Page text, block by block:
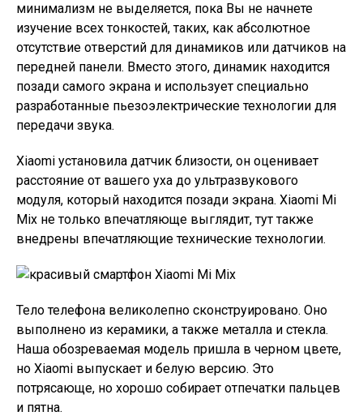
минимализм не выделяется, пока Вы не начнете
изучение всех тонкостей, таких, как абсолютное
отсутствие отверстий для динамиков или датчиков на
передней панели. Вместо этого, динамик находится
позади самого экрана и использует специально
разработанные пьезоэлектрические технологии для
передачи звука.
Xiaomi установила датчик близости, он оценивает
расстояние от вашего уха до ультразвукового
модуля, который находится позади экрана. Xiaomi Mi
Mix не только впечатляюще выглядит, тут также
внедрены впечатляющие технические технологии.
Тело телефона великолепно сконструировано. Оно
выполнено из керамики, а также металла и стекла.
Наша обозреваемая модель пришла в черном цвете,
но Xiaomi выпускает и белую версию. Это
потрясающе, но хорошо собирает отпечатки пальцев
и пятна.